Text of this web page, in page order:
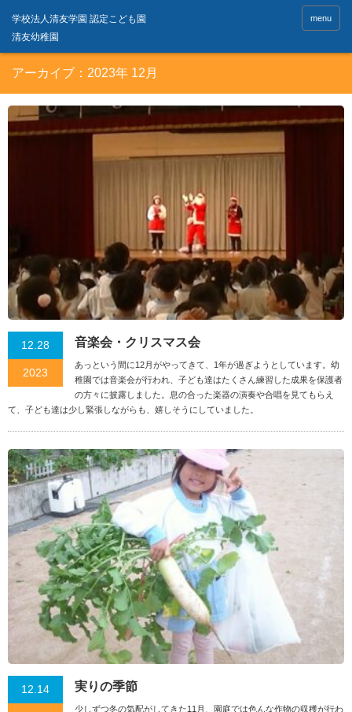
menu
アーカイブ：2023年 12月
12.28
2023
音楽会・クリスマス会
あっという間に12月がやってきて、1年が過ぎようとしています。幼
稚園では音楽会が行われ、子ども達はたくさん練習した成果を保護者
の方々に披露しました。息の合った楽器の演奏や合唱を見てもらえ
て、子ども達は少し緊張しながらも、嬉しそうにしていました。
12.14 実りの季節
少しずつ冬の気配がしてきた11月、園庭では色んな作物の収穫が行わ